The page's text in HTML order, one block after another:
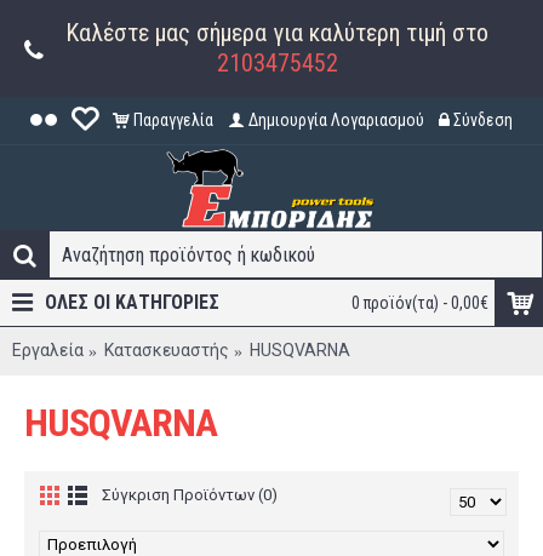
Καλέστε μας σήμερα για καλύτερη τιμή στο
2103475452
Παραγγελία Δημιουργία Λογαριασμού Σύνδεση
0 προϊόν(τα) - 0,00€
ΟΛΕΣ ΟΙ ΚΑΤΗΓΟΡΊΕΣ
Εργαλεία Κατασκευαστής HUSQVARNA
HUSQVARNA
Σύγκριση Προϊόντων (0)